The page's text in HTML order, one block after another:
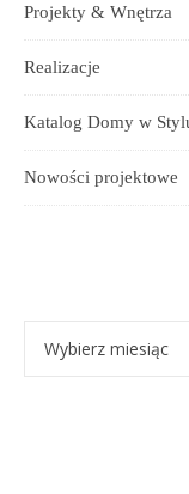
Projekty & Wnętrza
Realizacje
Katalog Domy w
Nowości projektowe